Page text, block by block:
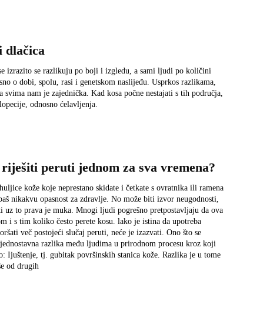
dlačica
izrazito se razlikuju po boji i izgledu, a sami ljudi po količini
o dobi, spolu, rasi i genetskom naslijeđu. Usprkos razlikama,
svima nam je zajednička. Kad kosa počne nestajati s tih područja,
odnosno ćelavljenja.
peruti jednom za sva vremena?
kože koje neprestano skidate i četkate s ovratnika ili ramena
nikakvu opasnost za zdravlje. No može biti izvor neugodnosti,
uz to prava je muka. Mnogi ljudi pogrešno pretpostavljaju da ova
i s tim koliko često perete kosu. lako je istina da upotreba
več postojeći slučaj peruti, neće je izazvati. Ono što se
razlika među ljudima u prirodnom procesu kroz koji
Ijuštenje, tj. gubitak površinskih stanica kože. Razlika je u tome
od drugih